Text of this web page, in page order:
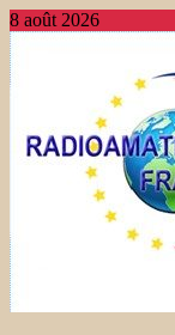
8 août 2026